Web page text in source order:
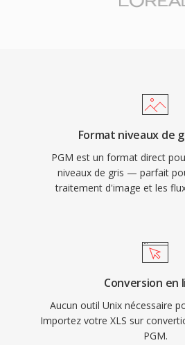
Format niveaux de
PGM est un format direct
niveaux de gris — parfait
traitement d'image et les
Conversion en
Aucun outil Unix nécessaire
Importez votre XLS sur
PGM.